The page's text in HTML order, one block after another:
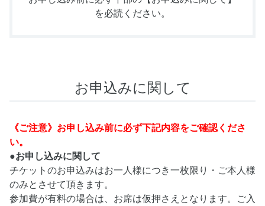
を必読ください。
お申込みに関して
《ご注意》お申し込み前に必ず下記内容をご確認くださ
い。
●お申し込みに関して
チケットのお申込みはお一人様につき一枚限り・ご本人様
のみとさせて頂きます。
参加費が有料の場合は、お席は仮押さえとなります。ご入